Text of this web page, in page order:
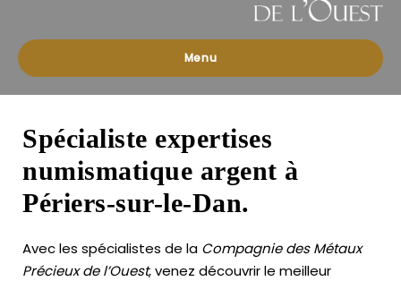
Menu
Spécialiste expertises
numismatique argent à
Périers-sur-le-Dan.
Avec les spécialistes de la Compagnie des Métaux
Précieux de l’Ouest, venez découvrir le meilleur